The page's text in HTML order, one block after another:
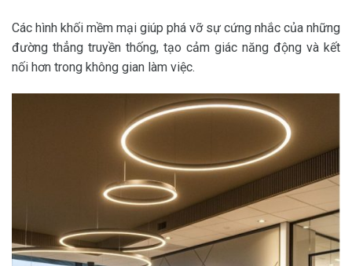
Các hình khối mềm mại giúp phá vỡ sự cứng nhắc của những
đường thẳng truyền thống, tạo cảm giác năng động và kết
nối hơn trong không gian làm việc.